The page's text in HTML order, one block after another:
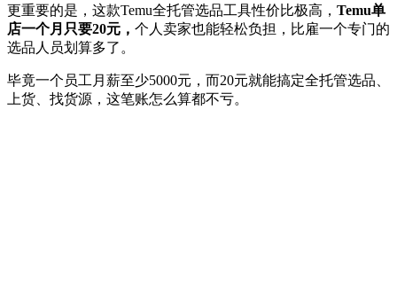
更重要的是，这款Temu全托管选品工具性价比极高， Temu单
店一个月只要20元， 个人卖家也能轻松负担，比雇一个专门的
选品人员划算多了。
毕竟一个员工月薪至少5000元，而20元就能搞定全托管选品、
上货、找货源，这笔账怎么算都不亏。